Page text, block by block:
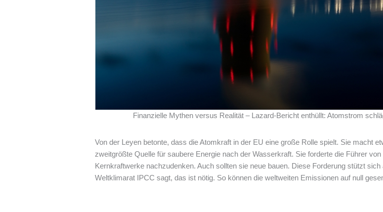
Finanzielle Mythen versus Realität – Lazard-Bericht enthüllt: Atomstrom
Von der Leyen betonte, dass die Atomkraft in der EU eine große Rolle spielt. Sie macht
zweitgrößte Quelle für saubere Energie nach der Wasserkraft. Sie forderte die Führer
Kernkraftwerke nachzudenken. Auch sollten sie neue bauen. Diese Forderung stützt
Weltklimarat IPCC sagt, das ist nötig. So können die weltweiten Emissionen auf null